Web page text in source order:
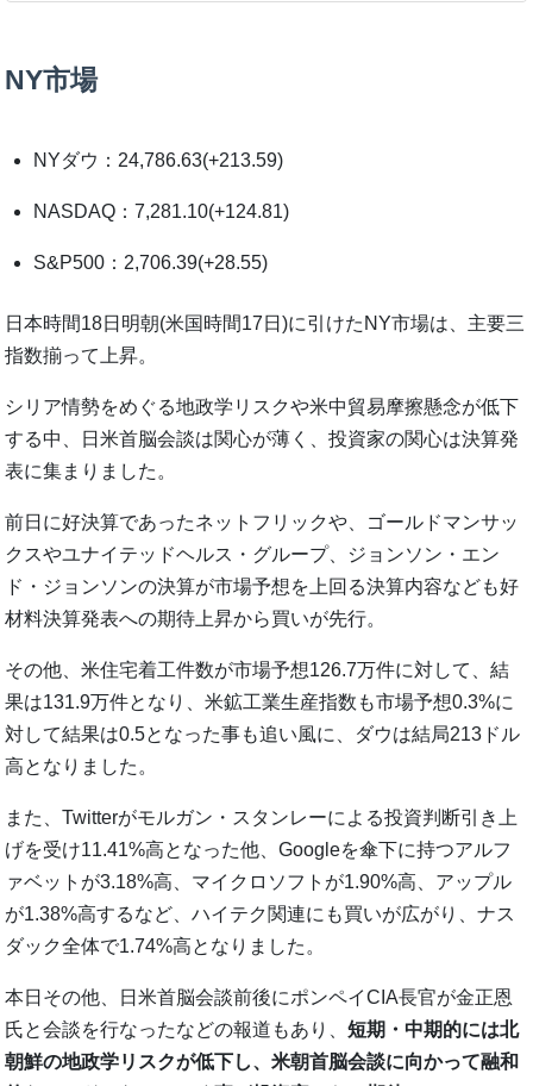
NY市場
NYダウ：24,786.63(+213.59)
NASDAQ：7,281.10(+124.81)
S&P500：2,706.39(+28.55)
日本時間18日明朝(米国時間17日)に引けたNY市場は、主要三
指数揃って上昇。
シリア情勢をめぐる地政学リスクや米中貿易摩擦懸念が低下
する中、日米首脳会談は関心が薄く、投資家の関心は決算発
表に集まりました。
前日に好決算であったネットフリックや、ゴールドマンサッ
クスやユナイテッドヘルス・グループ、ジョンソン・エン
ド・ジョンソンの決算が市場予想を上回る決算内容なども好
材料決算発表への期待上昇から買いが先行。
その他、米住宅着工件数が市場予想126.7万件に対して、結
果は131.9万件となり、米鉱工業生産指数も市場予想0.3%に
対して結果は0.5となった事も追い風に、ダウは結局213ドル
高となりました。
また、Twitterがモルガン・スタンレーによる投資判断引き上
げを受け11.41%高となった他、Googleを傘下に持つアルフ
ァベットが3.18%高、マイクロソフトが1.90%高、アップル
が1.38%高するなど、ハイテク関連にも買いが広がり、ナス
ダック全体で1.74%高となりました。
本日その他、日米首脳会談前後にポンペイCIA長官が金正恩
氏と会談を行なったなどの報道もあり、短期・中期的には北
朝鮮の地政学リスクが低下し、米朝首脳会談に向かって融和